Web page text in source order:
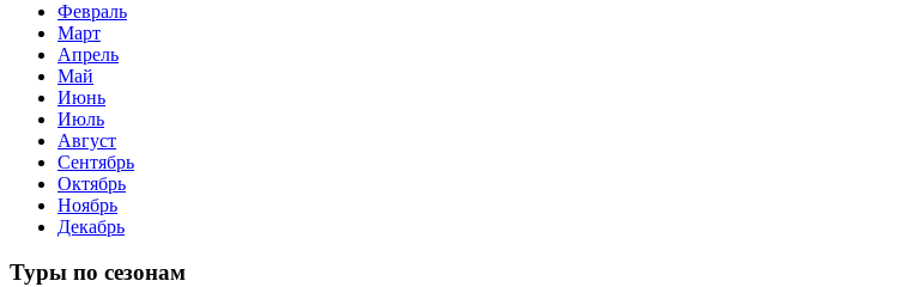
Февраль
Март
Апрель
Май
Июнь
Июль
Август
Сентябрь
Октябрь
Ноябрь
Декабрь
Туры по сезонам